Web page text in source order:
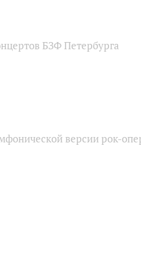
БЗФ Петербурга
версии рок-